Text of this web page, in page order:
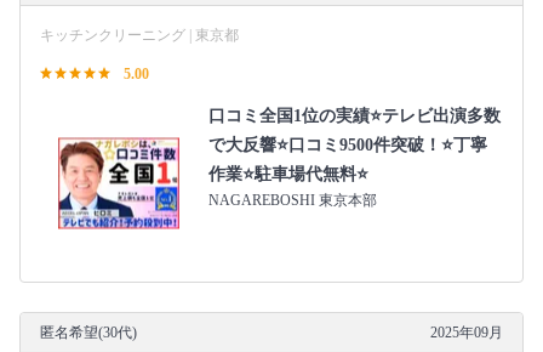
キッチンクリーニング | 東京都
5.00
口コミ全国1位の実績⭐テレビ出演多数
で大反響⭐口コミ9500件突破！⭐丁寧
作業⭐駐車場代無料⭐
NAGAREBOSHI 東京本部
匿名希望(30代) 2025年09月